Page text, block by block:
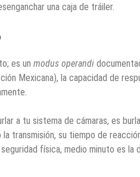
una caja de tráiler.
es un modus operandi
Mexicana), la capacidad de
a tu sistema de cámaras, es
transmisión, su tiempo de
seguridad física, medio minuto es